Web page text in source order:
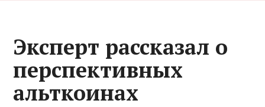
Эксперт рассказал о
перспективных
альткоинах